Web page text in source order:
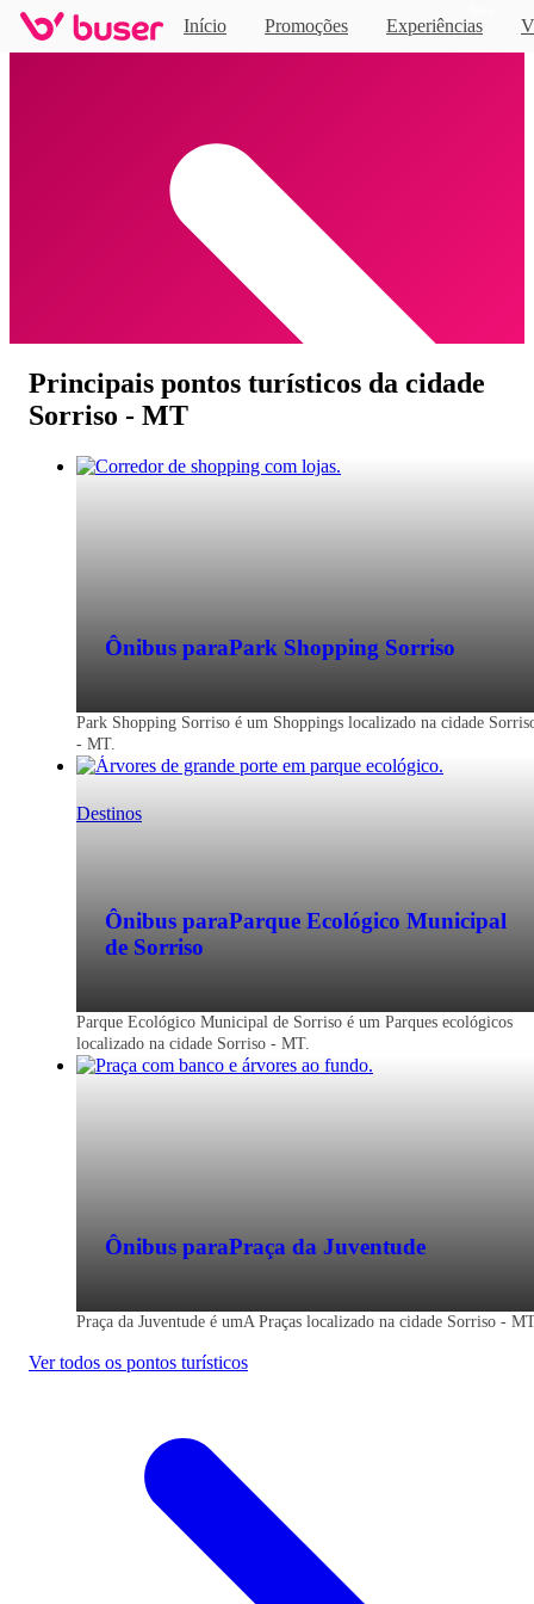
Início Promoções Experiências
Home
Destinos
Principais pontos turísticos da cidade
Sorriso - MT
Ônibus paraPark Shopping Sorriso
Park Shopping Sorriso é um Shoppings localizado na cidade
- MT.
Ônibus paraParque Ecológico Municipal
de Sorriso
Parque Ecológico Municipal de Sorriso é um Parques ecológicos
localizado na cidade Sorriso - MT.
Ônibus paraPraça da Juventude
Praça da Juventude é umA Praças localizado na cidade Sorriso -
Ver todos os pontos turísticos